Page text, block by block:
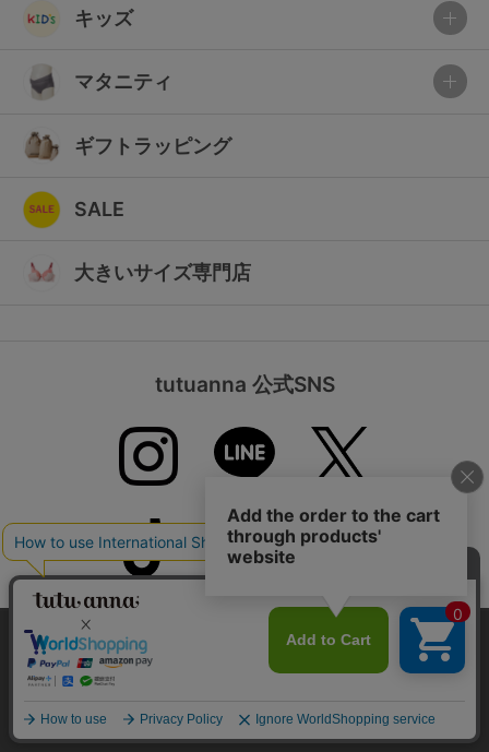
キッズ
マタニティ
ギフトラッピング
SALE
大きいサイズ専門店
tutuanna 公式SNS
お問い合わせ
本サイトでは、より快適にご利用いただけるようCookieを利用し
ています。詳細については
プライバシポリシー
をご確認くださ
い。
承諾する